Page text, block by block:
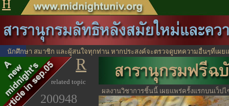
นักศึกษา สมาชิก และผู้สนใจทุกท่าน หากประสงค์จะตรวจดูบทความอื่นๆที่เผ
ได้จากตรงนี้ไปหน้าสา
R
related topic
200948
ผลงานวิชาการชิ้นนี้ เผยแพร่ครั้งแรกบนเว็
ประโยชน์ทางวิชาการ
H